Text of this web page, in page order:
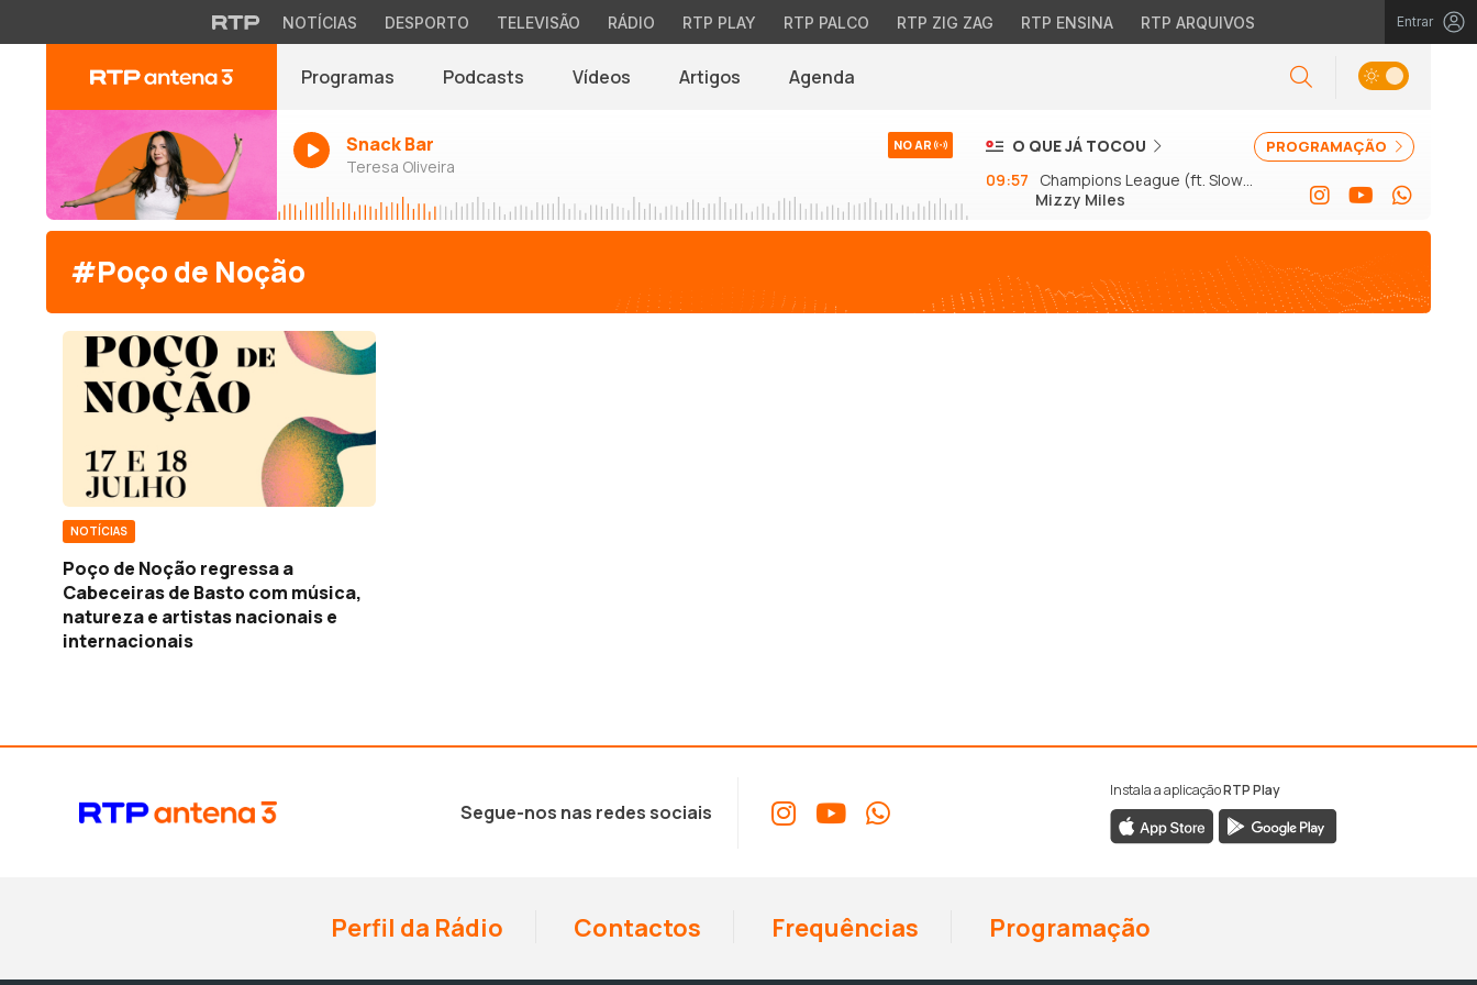
NOTÍCIAS DESPORTO TELEVISÃO RÁDIO RTP PLAY RTP PALCO RTP ZIG ZAG RTP ENSINA RTP ARQUIVOS Entrar
Programas Podcasts Vídeos Artigos Agenda
Snack Bar
Teresa Oliveira
NO AR PROGRAMAÇÃO
O QUE JÁ TOCOU
09:57
Champions League (ft. Slow J
e GSon)
Mizzy Miles
#Poço de Noção
NOTÍCIAS
Poço de Noção regressa a
Cabeceiras de Basto com música,
natureza e artistas nacionais e
internacionais
Segue-nos nas redes sociais
Instala a aplicaçãoRTP Play
Perfil da Rádio Contactos Frequências Programação